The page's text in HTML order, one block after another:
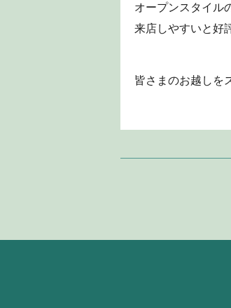
オープンスタイル
来店しやすいと好
皆さまのお越しを